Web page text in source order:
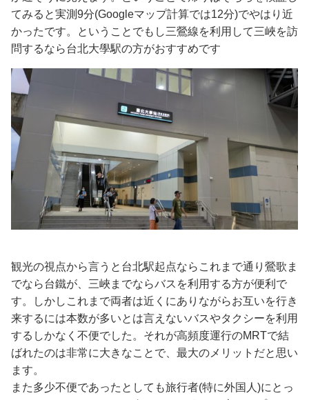
てみると実測9分(Googleマップ計算では12分)でやはり近
かったです。ということでもし三鶯線を利用して三峽を訪
問するなら台北大學駅の方がおすすめです
観光の視点から言うと台北駅起点ならこれまで通り鶯歌ま
でなら台鐵が、三峽までならバスを利用する方が便利で
す。しかしこれまで両者は近くにありながらお互いを行き
来するには本数が多いとは言えないバスやタクシーを利用
するしかなく不便でした。それが高頻度運行のMRTで結
ばれたのは非常に大きなことで、最大のメリットだと思い
ます。
また多少不便であったとしても旅行者(特に外国人)にとっ